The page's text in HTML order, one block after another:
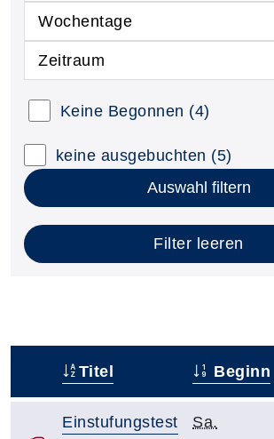
Wochentage
Zeitraum
Keine Begonnen (4)
keine ausgebuchten (5)
Auswahl filtern
Filter leeren
Titel Beginn
Einstufungstest
Sa.